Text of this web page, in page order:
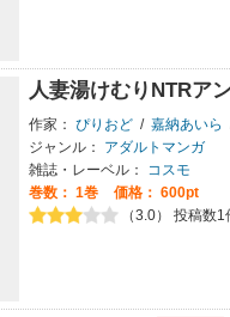
人妻湯けむりNTRア
作家： ぴりおど / 嘉納あいら
ジャンル：
アダルトマンガ
雑誌・レーベル：
コスモ
巻数： 1巻
価格： 600pt
（3.0） 投稿数1